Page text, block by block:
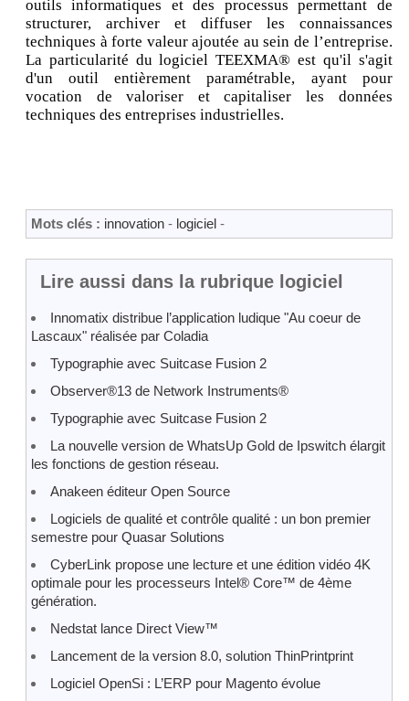
outils informatiques et des processus permettant de
structurer, archiver et diffuser les connaissances
techniques à forte valeur ajoutée au sein de l’entreprise.
La particularité du logiciel TEEXMA® est qu'il s'agit
d'un outil entièrement paramétrable, ayant pour
vocation de valoriser et capitaliser les données
techniques des entreprises industrielles.
Mots clés : innovation - logiciel -
Lire aussi dans la rubrique logiciel
Innomatix distribue l’application ludique "Au coeur de
Lascaux" réalisée par Coladia
Typographie avec Suitcase Fusion 2
Observer®13 de Network Instruments®
Typographie avec Suitcase Fusion 2
La nouvelle version de WhatsUp Gold de Ipswitch élargit
les fonctions de gestion réseau.
Anakeen éditeur Open Source
Logiciels de qualité et contrôle qualité : un bon premier
semestre pour Quasar Solutions
CyberLink propose une lecture et une édition vidéo 4K
optimale pour les processeurs Intel® Core™ de 4ème
génération.
Nedstat lance Direct View™
Lancement de la version 8.0, solution ThinPrintprint
Logiciel OpenSi : L’ERP pour Magento évolue